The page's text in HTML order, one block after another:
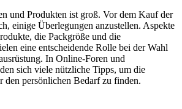
und Produkten ist groß. Vor dem Kauf der
einige Überlegungen anzustellen. Aspekte
die Packgröße und die
eine entscheidende Rolle bei der Wahl
In Online-Foren und
sich viele nützliche Tipps, um die
den persönlichen Bedarf zu finden.